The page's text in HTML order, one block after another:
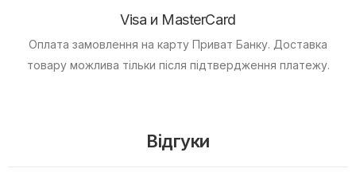
Visa и MasterCard
Оплата замовлення на карту Приват Банку. Доставка
товару можлива тільки після підтвердження платежу.
Відгуки